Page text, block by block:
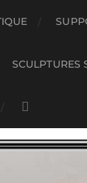
SCULPTURES